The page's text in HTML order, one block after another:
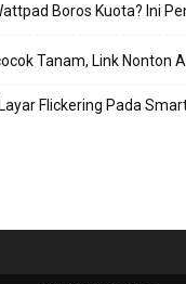
Boros Kuota? Ini
Tanam, Link Nonton
Flickering Pada